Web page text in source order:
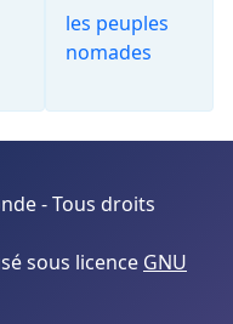
les peuples
nomades
- Tous droits
sous licence GNU